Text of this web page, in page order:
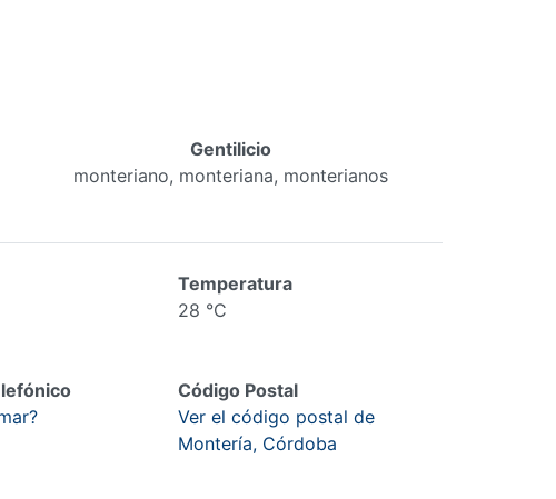
Gentilicio
monteriano, monteriana, monterianos
Temperatura
28 °C
Código Postal
Ver el código postal de
Montería, Córdoba